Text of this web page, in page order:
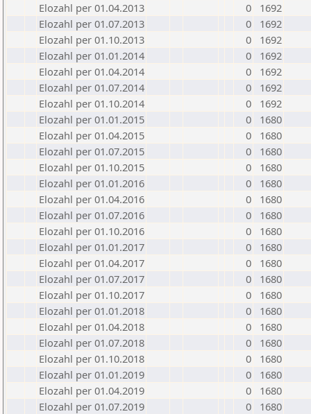
Elozahl per 01.04.2013
0
1692
Elozahl per 01.07.2013
0
1692
Elozahl per 01.10.2013
0
1692
Elozahl per 01.01.2014
0
1692
Elozahl per 01.04.2014
0
1692
Elozahl per 01.07.2014
0
1692
Elozahl per 01.10.2014
0
1692
Elozahl per 01.01.2015
0
1680
Elozahl per 01.04.2015
0
1680
Elozahl per 01.07.2015
0
1680
Elozahl per 01.10.2015
0
1680
Elozahl per 01.01.2016
0
1680
Elozahl per 01.04.2016
0
1680
Elozahl per 01.07.2016
0
1680
Elozahl per 01.10.2016
0
1680
Elozahl per 01.01.2017
0
1680
Elozahl per 01.04.2017
0
1680
Elozahl per 01.07.2017
0
1680
Elozahl per 01.10.2017
0
1680
Elozahl per 01.01.2018
0
1680
Elozahl per 01.04.2018
0
1680
Elozahl per 01.07.2018
0
1680
Elozahl per 01.10.2018
0
1680
Elozahl per 01.01.2019
0
1680
Elozahl per 01.04.2019
0
1680
Elozahl per 01.07.2019
0
1680